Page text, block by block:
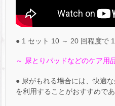
● 1 セット 10 ～ 20 回程度で
～ 尿とりパッドなどのケア用
● 尿がもれる場合には、快適
を利用することがおすすめであ